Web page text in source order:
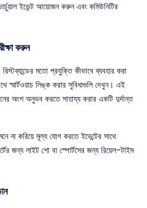
ইভেন্ট আয়োজন করুন এবং কমিউনিটির
করুন
মতো প্রযুক্তি কীভাবে ব্যবহার করা
স্মার্টওয়াচ লিঙ্ক করার সুবিধাগুলি দেখুন। এই
অংশ অনুভব করতে সাহায্য করার একটি দুর্দান্ত
না করিয়ে মূল্য যোগ করতে ইভেন্টের সাথে
জন্য লাইট শো বা স্পোর্টসের জন্য রিয়েল-টাইম